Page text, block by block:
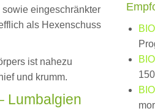
eingeschränkter
als Hexenschuss
ist nahezu
und krumm.
Lumbalgien